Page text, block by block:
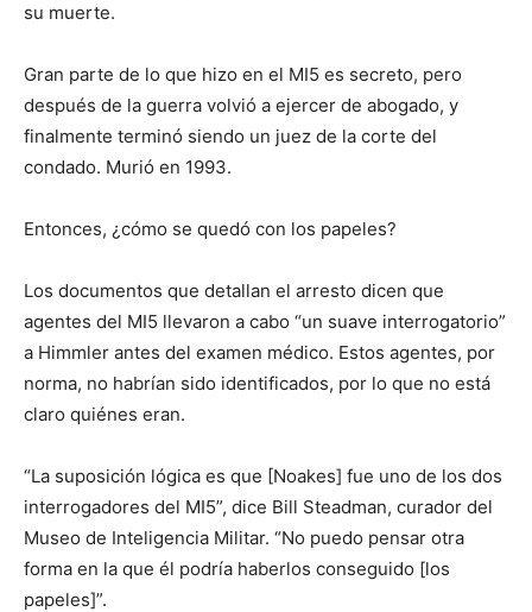
su muerte.
Gran parte de lo que hizo en el MI5 es secreto, pero
después de la guerra volvió a ejercer de abogado, y
finalmente terminó siendo un juez de la corte del
condado. Murió en 1993.
Entonces, ¿cómo se quedó con los papeles?
Los documentos que detallan el arresto dicen que
agentes del MI5 llevaron a cabo “un suave interrogatorio”
a Himmler antes del examen médico. Estos agentes, por
norma, no habrían sido identificados, por lo que no está
claro quiénes eran.
“La suposición lógica es que [Noakes] fue uno de los dos
interrogadores del MI5”, dice Bill Steadman, curador del
Museo de Inteligencia Militar. “No puedo pensar otra
forma en la que él podría haberlos conseguido [los
papeles]”.